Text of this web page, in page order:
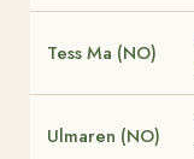
Tess Ma (NO)
Ulmaren (NO)